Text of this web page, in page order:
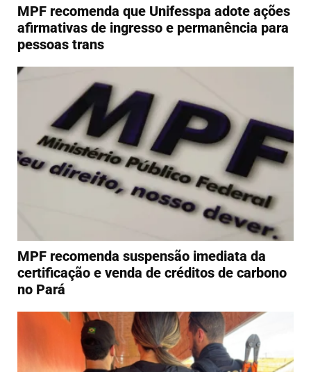
MPF recomenda que Unifesspa adote ações
afirmativas de ingresso e permanência para
pessoas trans
MPF recomenda suspensão imediata da
certificação e venda de créditos de carbono
no Pará